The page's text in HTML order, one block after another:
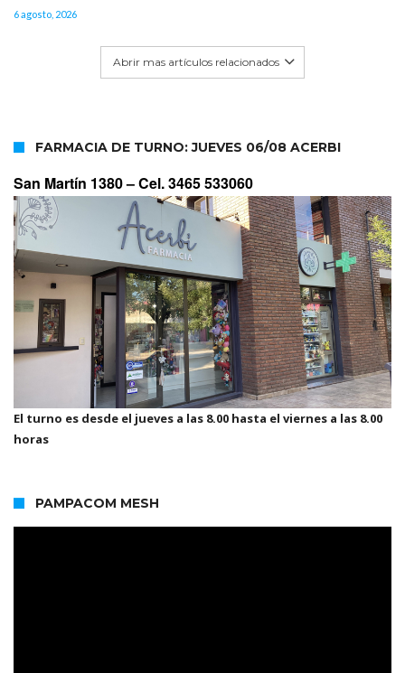
6 agosto, 2026
Abrir mas artículos relacionados
FARMACIA DE TURNO: JUEVES 06/08 ACERBI
San Martín 1380 –Cel. 3465 533060
El turno es desde el jueves a las 8.00 hasta el viernes a las 8.00
horas
PAMPACOM MESH